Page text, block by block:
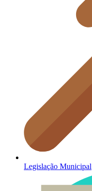
Legislação Municipal